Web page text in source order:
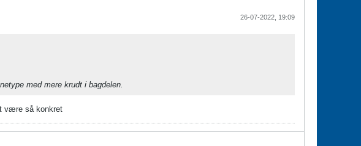
26-07-2022, 19:09
med mere krudt i bagdelen.
være så konkret